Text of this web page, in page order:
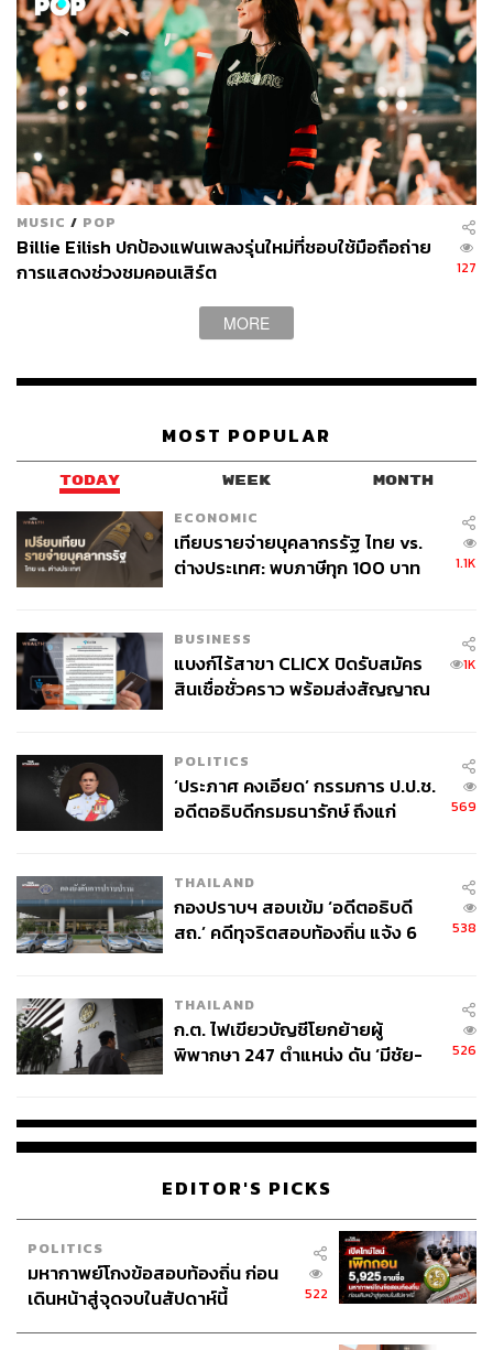
MUSIC / POP
Billie Eilish ปกป้องแฟนเพลงรุ่นใหม่ที่ชอบใช้มือถือถ่าย
การแสดงช่วงชมคอนเสิร์ต
127
MORE
MOST POPULAR
TODAY WEEK MONTH
ECONOMIC
เทียบรายจ่ายบุคลากรรัฐ ไทย vs.
ต่างประเทศ: พบภาษีทุก 100 บาท
1.1K
BUSINESS
แบงก์ไร้สาขา CLICX ปิดรับสมัคร
สินเชื่อชั่วคราว พร้อมส่งสัญญาณ
1K
POLITICS
‘ประภาศ คงเอียด’ กรรมการ ป.ป.ช.
อดีตอธิบดีกรมธนารักษ์ ถึงแก่
569
THAILAND
กองปราบฯ สอบเข้ม ‘อดีตอธิบดี
สถ.’ คดีทุจริตสอบท้องถิ่น แจ้ง 6
538
THAILAND
ก.ต. ไฟเขียวบัญชีโยกย้ายผู้
พิพากษา 247 ตำแหน่ง ดัน ‘มีชัย-
526
EDITOR'S PICKS
POLITICS
มหากาพย์โกงข้อสอบท้องถิ่น ก่อน
เดินหน้าสู่จุดจบในสัปดาห์นี้
522